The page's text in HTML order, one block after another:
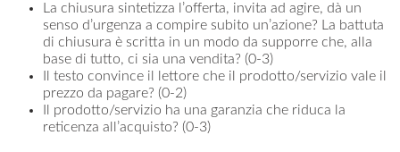
La chiusura sintetizza l’offerta, invita ad agire, dà un
senso d’urgenza a compire subito un’azione? La battuta
di chiusura è scritta in un modo da supporre che, alla
base di tutto, ci sia una vendita? (0-3)
Il testo convince il lettore che il prodotto/servizio vale il
prezzo da pagare? (0-2)
Il prodotto/servizio ha una garanzia che riduca la
reticenza all’acquisto? (0-3)